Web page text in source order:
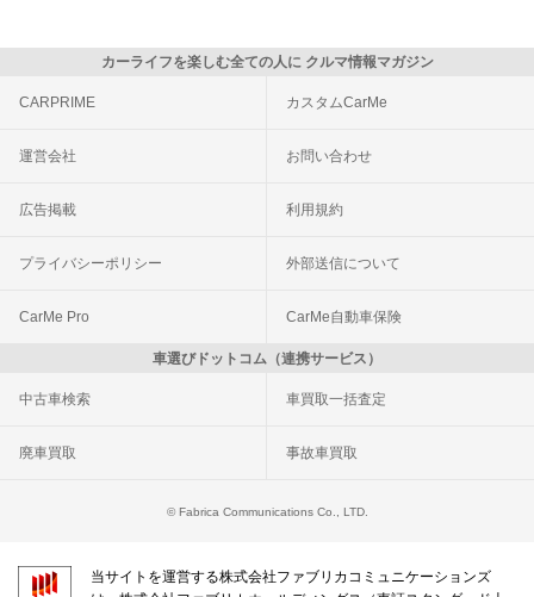
カーライフを楽しむ全ての人に クルマ情報マガジン
CARPRIME カスタムCarMe
運営会社 お問い合わせ
広告掲載 利用規約
プライバシーポリシー 外部送信について
CarMe Pro CarMe自動車保険
車選びドットコム（連携サービス）
中古車検索 車買取一括査定
廃車買取 事故車買取
© Fabrica Communications Co., LTD.
当サイトを運営する株式会社ファブリカコミュニケーションズ